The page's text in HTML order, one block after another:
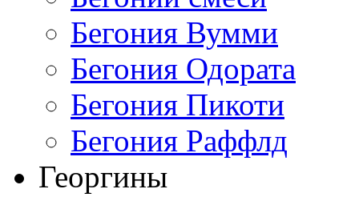
Бегония Вумми
Бегония Одората
Бегония Пикоти
Бегония Раффлд
Георгины